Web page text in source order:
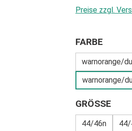
Preise zzgl.
FARBE
warnorange/
warnorange/
GRÖSSE
44/46n